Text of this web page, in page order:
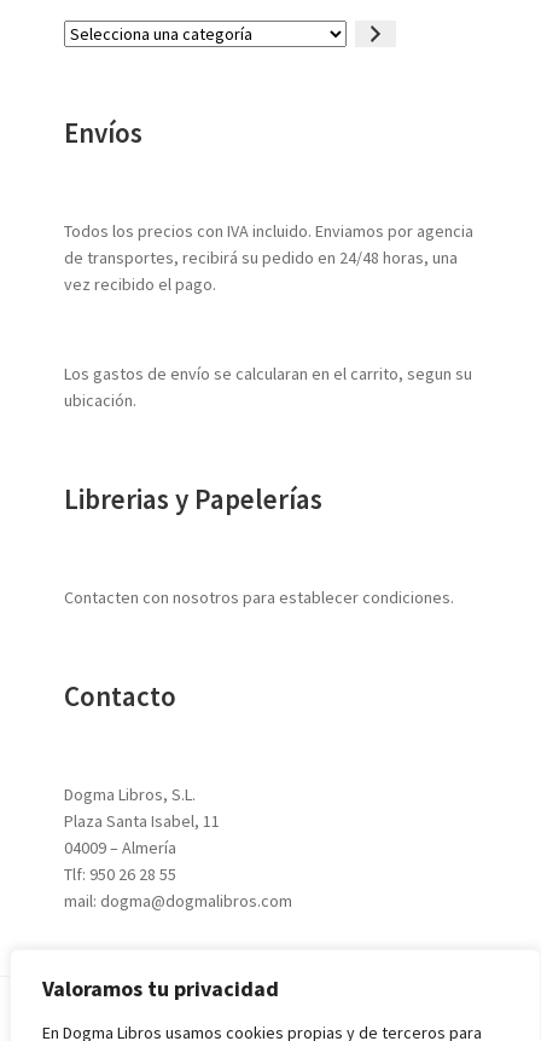
Valoramos tu privacidad
En Dogma Libros usamos cookies propias y de terceros para
Selecciona
Envíos
Todos los precios con IVA incluido. Enviamos por agencia
de transportes, recibirá su pedido en 24/48 horas, una
vez recibido el pago.
Los gastos de envío se calcularan en el carrito, segun su
ubicación.
Librerias y Papelerías
Contacten con nosotros para establecer condiciones.
Contacto
Dogma Libros, S.L.
Plaza Santa Isabel, 11
04009 – Almería
Tlf: 950 26 28 55
mail: dogma@dogmalibros.com